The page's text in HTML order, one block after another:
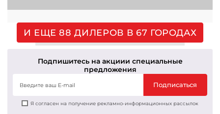
И ЕЩЕ 88 ДИЛЕРОВ В 67 ГОРОДАХ
Подпишитесь на акциии специальные
предложения
Подписаться
Я согласен на получение рекламно-информационных рассылок